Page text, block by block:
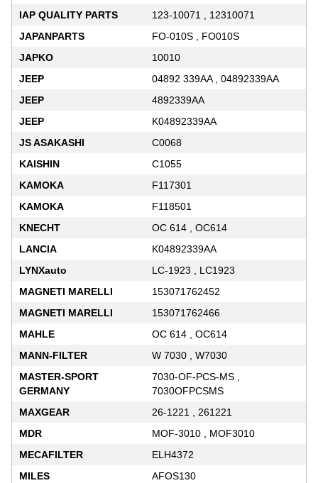
IAP QUALITY PARTS
123-10071 , 12310071
JAPANPARTS
FO-010S , FO010S
JAPKO
10010
JEEP
04892 339AA , 04892339AA
JEEP
4892339AA
JEEP
K04892339AA
JS ASAKASHI
C0068
KAISHIN
C1055
KAMOKA
F117301
KAMOKA
F118501
KNECHT
OC 614 , OC614
LANCIA
K04892339AA
LYNXauto
LC-1923 , LC1923
MAGNETI MARELLI
153071762452
MAGNETI MARELLI
153071762466
MAHLE
OC 614 , OC614
MANN-FILTER
W 7030 , W7030
MASTER-SPORT
GERMANY
7030-OF-PCS-MS ,
7030OFPCSMS
MAXGEAR
26-1221 , 261221
MDR
MOF-3010 , MOF3010
MECAFILTER
ELH4372
MILES
AFOS130